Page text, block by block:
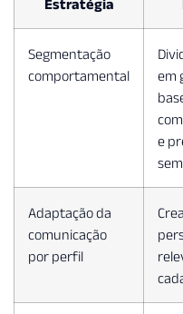
Estratégia
Segmentação
comportamental
em
e
Adaptação da
comunicação
por perfil